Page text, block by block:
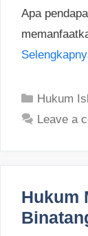
Apa
Hukum
Leave a
Hukum